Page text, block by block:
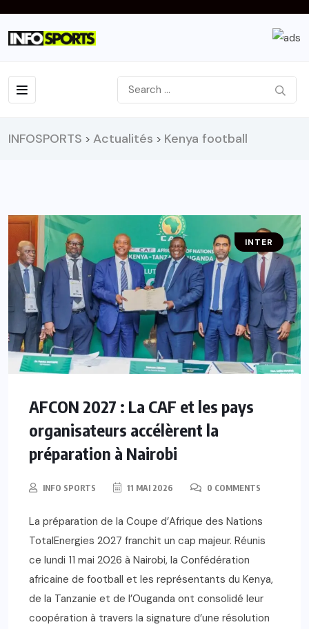
INFOSPORTS > Actualités > Kenya football
INTER
AFCON 2027 : La CAF et les pays
organisateurs accélèrent la
préparation à Nairobi
INFO SPORTS 11 MAI 2026 0 COMMENTS
La préparation de la Coupe d’Afrique des Nations
TotalEnergies 2027 franchit un cap majeur. Réunis
ce lundi 11 mai 2026 à Nairobi, la Confédération
africaine de football et les représentants du Kenya,
de la Tanzanie et de l’Ouganda ont consolidé leur
coopération à travers la signature d’une résolution